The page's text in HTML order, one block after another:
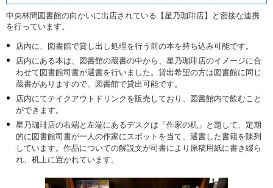
中央林間図書館の向かいに出店されている【星乃珈琲店】と密接な連携
を行っています。
店内に、図書館で貸し出し処理を行う前の本を持ち込み可能です。
店内にある本は、図書館の蔵書の中から、星乃珈琲店のイメージに合
わせて図書館司書が選書を行いました。貸出希望の方は図書館に同じ
蔵書がありますので、図書館で貸出可能です。
店内にてテイクアウトドリンクを販売しており、図書館内で飲むこと
ができます。
星乃珈琲店の右端と左端にあるデスクは「作家の机」と題して、定期
的に図書館司書が一人の作家にスポットを当て、選書した書籍を陳列
しています。作品についての解説文が司書により原稿用紙に書き綴ら
れ、机上に置かれています。